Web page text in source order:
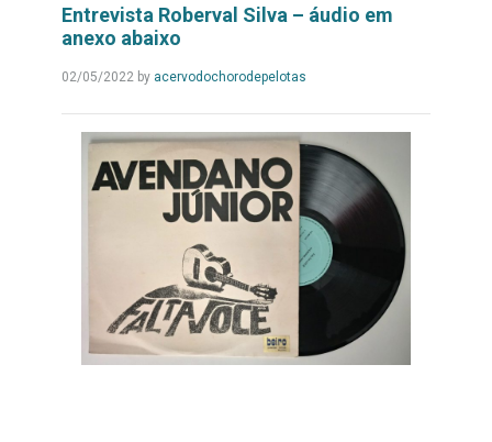
Entrevista Roberval Silva – áudio em
anexo abaixo
02/05/2022by acervodochorodepelotasLeia